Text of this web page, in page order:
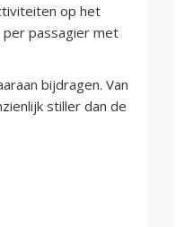
op het
passagier met
bijdragen. Van
stiller dan de